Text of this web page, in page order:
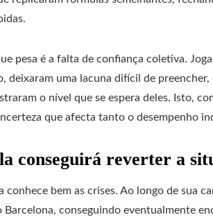
pesa é a falta de confiança coletiva.
deixaram uma lacuna difícil de
o nível que se espera deles. Isto,
que afecta tanto o desempenho
conseguirá reverter a
conhece bem as crises. Ao longo de sua
Barcelona, ​​conseguindo eventualmente